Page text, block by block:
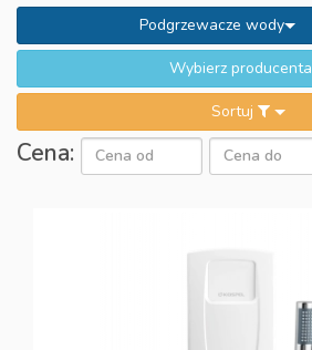
Podgrzewacze wody
Wybierz producenta
Sortuj
Cena: